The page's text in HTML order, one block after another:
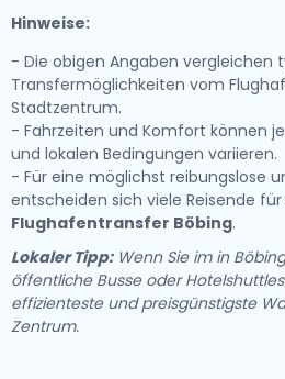
Hinweise:
- Die obigen Angaben vergleichen
Transfermöglichkeiten vom
Stadtzentrum.
- Fahrzeiten und Komfort können
und lokalen Bedingungen variieren.
- Für eine möglichst reibungslose
entscheiden sich viele Reisende
Flughafentransfer Böbing.
Lokaler Tipp:Wenn Sie im in
öffentliche Busse oder
effizienteste und preisgünstigste
Zentrum.